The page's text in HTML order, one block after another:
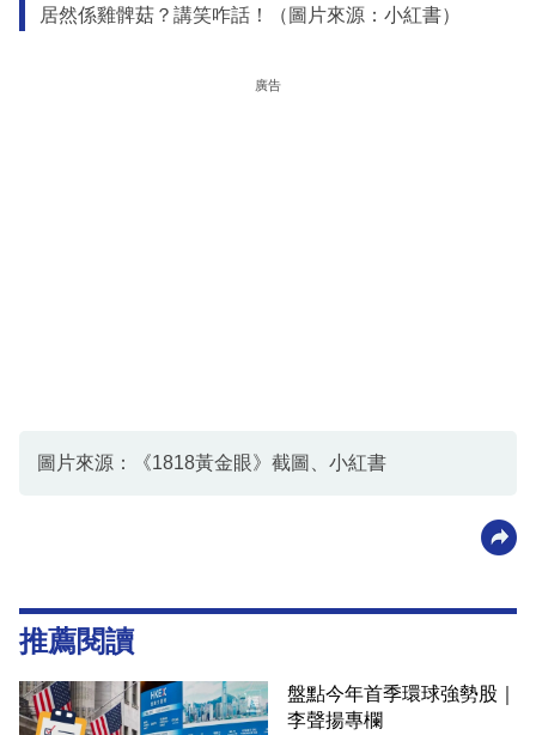
居然係雞髀菇？講笑咋話！（圖片來源：小紅書）
廣告
圖片來源：《1818黃金眼》截圖、小紅書
推薦閱讀
盤點今年首季環球強勢股｜
李聲揚專欄